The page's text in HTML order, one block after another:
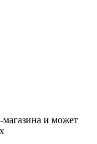
магазина и может